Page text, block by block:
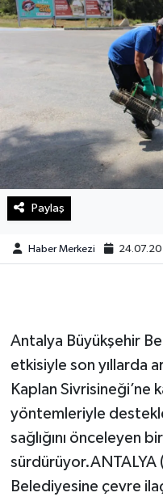
Paylaş
Haber Merkezi
Antalya Büyükşehir
etkisiyle son yıllarda
Kaplan Sivrisineği’ne
yöntemleriyle
sağlığını önceleyen
sürdürüyor.ANTALYA
Belediyesine çevre
Otomobil
Yaşam